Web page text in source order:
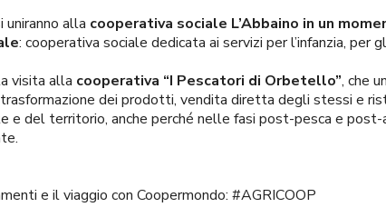
uniranno alla cooperativa sociale L’Abbaino in un
: cooperativa sociale dedicata ai servizi per l’infanzia, per
visita alla cooperativa “I Pescatori di Orbetello”, che
dei prodotti, vendita diretta degli stessi e
e del territorio, anche perché nelle fasi post-pesca e
e il viaggio con Coopermondo: #AGRICOOP